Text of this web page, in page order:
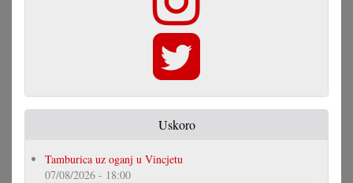
Uskoro
Tamburica uz oganj u Vincjetu
07/08/2026 - 18:00